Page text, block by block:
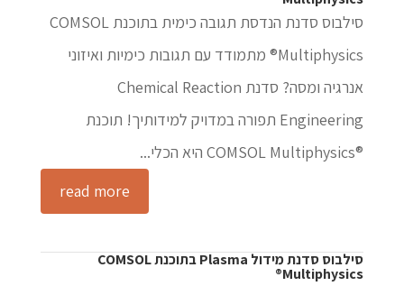
סילבוס סדנת הנדסת תגובה כימית בתוכנת COMSOL
Multiphysics® מתמודד עם תגובות כימיות ואיזוני
אנרגיה ומסה? סדנת Chemical Reaction
Engineering תפורה במדויק למידותיך! תוכנת
®COMSOL Multiphysics היא הכלי...
read more
סילבוס סדנת מידול Plasma בתוכנת COMSOL
Multiphysics®